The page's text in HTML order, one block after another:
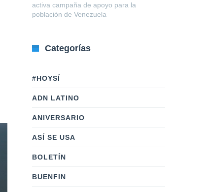
activa campaña de apoyo para la
población de Venezuela
Categorías
#HOYSÍ
ADN LATINO
ANIVERSARIO
ASÍ SE USA
BOLETÍN
BUENFIN